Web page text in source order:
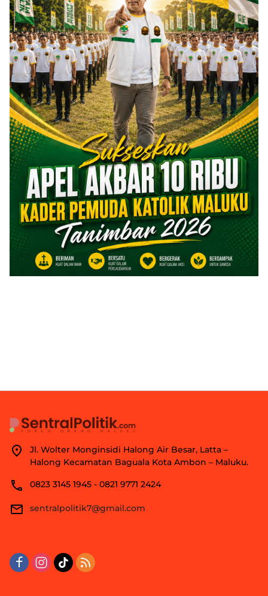
Jl. Wolter Monginsidi Halong Air Besar, Latta –
Halong Kecamatan Baguala Kota Ambon – Maluku.
0823 3145 1945 - 0821 9771 2424
sentralpolitik7@gmail.com